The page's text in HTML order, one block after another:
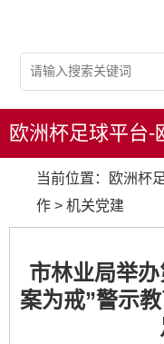
欧洲杯足球平台-
当前位置： 欧洲杯
作 > 机关党建
市林业局举
案为戒”警示